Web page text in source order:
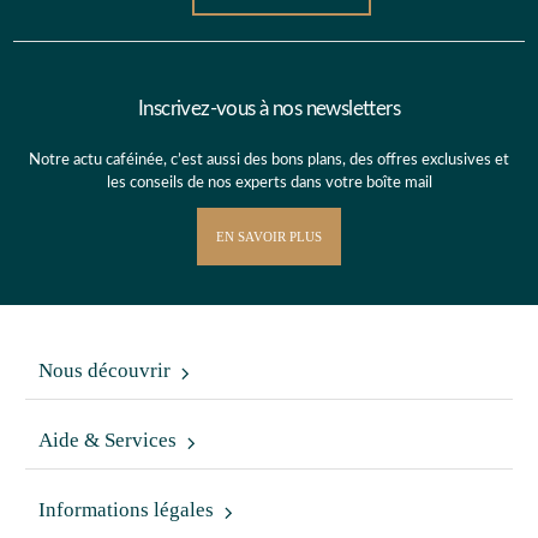
Inscrivez-vous à nos newsletters
Notre actu caféinée, c’est aussi des bons plans, des offres exclusives et
les conseils de nos experts dans votre boîte mail
EN SAVOIR PLUS
Nous découvrir
Aide & Services
Informations légales